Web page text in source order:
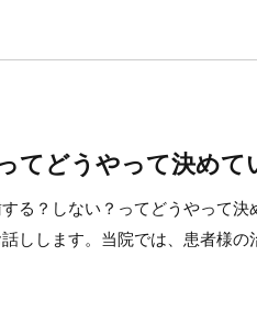
てどうやって決めて
る？しない？ってどうやって
しします。当院では、患者様